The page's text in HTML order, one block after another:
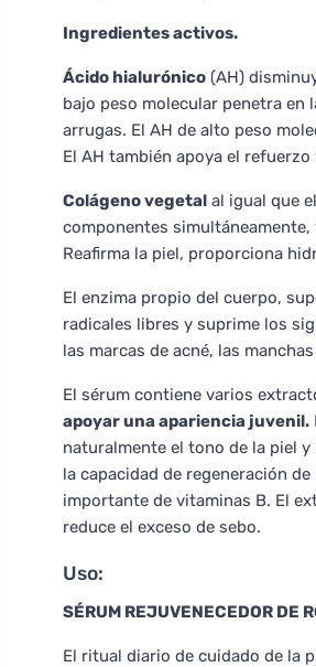
Ingredientes activos.
Ácido hialurónico (AH)
bajo peso molecular penetra en
arrugas. El AH de alto peso
El AH también apoya el
Colágeno vegetal al igual que
componentes
Reafirma la piel, proporciona
El enzima propio del cuerpo,
radicales libres y suprime los
las marcas de acné, las
El sérum contiene varios
apoyar una apariencia juvenil.
naturalmente el tono de la piel
la capacidad de regeneración
importante de vitaminas B. El
reduce el exceso de sebo.
Uso:
SÉRUM REJUVENECEDOR DE
El ritual diario de cuidado de la